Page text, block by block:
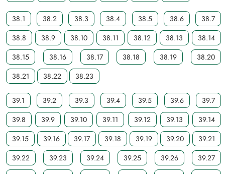
38.1 38.2 38.3 38.4 38.5 38.6
38.7
38.8
38.9 38.10 38.11 38.12 38.13
38.14
38.15
38.16 38.17 38.18 38.19
38.20
38.21
38.22 38.23
39.1 39.2 39.3 39.4 39.5 39.6
39.7
39.8
39.9 39.10 39.11 39.12 39.13
39.14
39.15
39.16 39.17 39.18 39.19 39.20
39.21
39.22
39.23 39.24 39.25 39.26
39.27